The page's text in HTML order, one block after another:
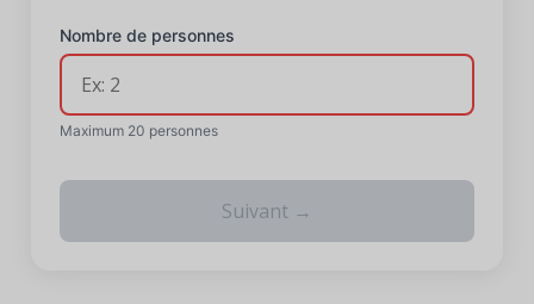
Nombre de personnes
Maximum 20 personnes
Suivant →